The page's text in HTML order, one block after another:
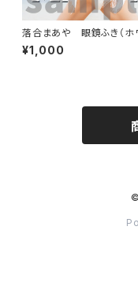
落合まあや 眼鏡ふき（ホ
ビーチ）
¥1,000